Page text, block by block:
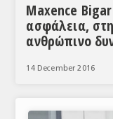
ΣΥΝΕΝΤΕΥΞΕΙΣ
ΚΟΣΜΟΣ
Maxence
ασφάλεια,
ανθρώπινο
14 December 2016